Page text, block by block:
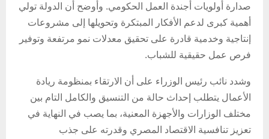
صدارة أولويات أجندة العمل الحكومي. وأوضح أن الدولة تولي
أهمية كبرى لدعم الأفكار المبتكرة وتحويلها إلى مشروعات
إنتاجية وخدمية قادرة على تحقيق معدلات نمو مرتفعة وتوفير
فرص عمل حقيقية للشباب.
وشدد نائب رئيس الوزراء على أن الارتقاء بمنظومة ريادة
الأعمال يتطلب إحداث حالة من التنسيق والكامل التام بين
مختلف الوزارات والأجهزة المعنية، بما يصب في النهاية في
تعزيز تنافسية الاقتصاد المصري وقدرته على جذب